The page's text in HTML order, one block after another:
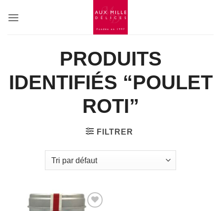
PRODUITS
IDENTIFIÉS “POULET
ROTI”
FILTRER